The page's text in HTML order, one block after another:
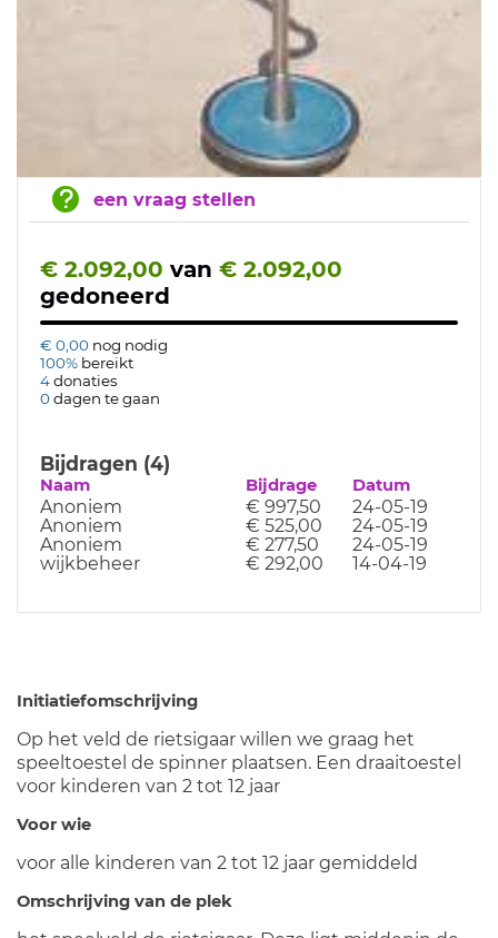
een vraag stellen
€ 2.092,00 van € 2.092,00
gedoneerd
€ 0,00 nog nodig
100% bereikt
4donaties
0dagen te gaan
Bijdragen (4)
Naam Bijdrage Datum
Anoniem € 997,50
24-05-19
Anoniem
€ 525,00
24-05-19
Anoniem
€ 277,50
24-05-19
wijkbeheer
€ 292,00 14-04-19
Initiatiefomschrijving
Op het veld de rietsigaar willen we graag het
speeltoestel de spinner plaatsen. Een draaitoestel
voor kinderen van 2 tot 12 jaar
Voor wie
voor alle kinderen van 2 tot 12 jaar gemiddeld
Omschrijving van de plek